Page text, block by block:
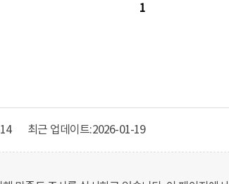
1
최근 업데이트:2026-01-19